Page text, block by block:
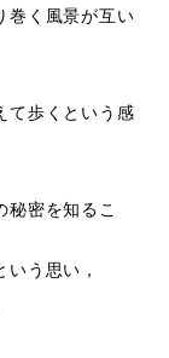
巻く風景が互い
て歩くという感
秘密を知るこ
う思い，